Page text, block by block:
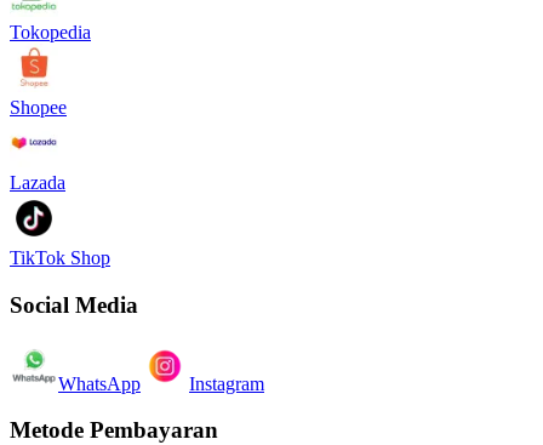
Tokopedia
Shopee
Lazada
TikTok Shop
Social Media
WhatsApp Instagram
Metode Pembayaran